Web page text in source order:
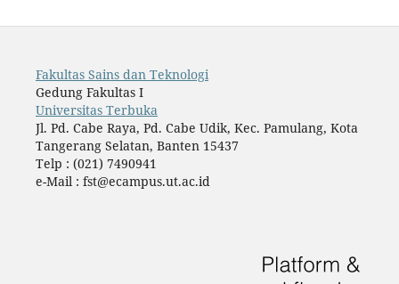
Fakultas Sains dan Teknologi
Gedung Fakultas I
Universitas Terbuka
Jl. Pd. Cabe Raya, Pd. Cabe Udik, Kec. Pamulang, Kota
Tangerang Selatan, Banten 15437
Telp : (021) 7490941
e-Mail : fst@ecampus.ut.ac.id